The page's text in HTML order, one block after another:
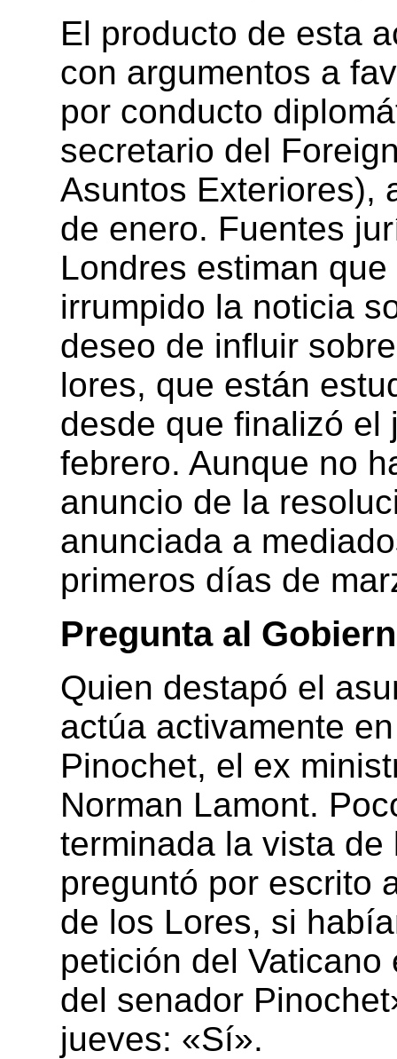
El producto de esta
con argumentos a
por conducto
secretario del
Asuntos Exteriores),
de enero. Fuentes
Londres estiman
irrumpido la noticia
deseo de influir
lores, que están
desde que finalizó el
febrero. Aunque no
anuncio de la
anunciada a
primeros días de
Pregunta al
Quien destapó el
actúa activamente
Pinochet, el ex
Norman Lamont.
terminada la vista
preguntó por escrito
de los Lores, si
petición del
del senador
jueves: «Sí».